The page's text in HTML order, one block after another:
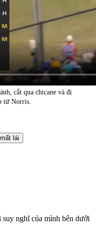
cắt qua chicane và đi
từ Norris.
mất lái
nghĩ của mình bên dưới